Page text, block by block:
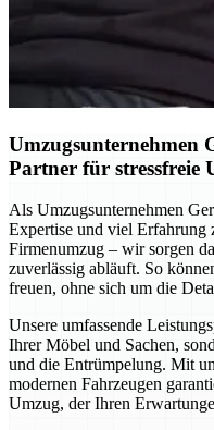
Umzugsunternehmen
Partner für stressfreie
Als Umzugsunternehmen
Expertise und viel Erfahrung
Firmenumzug – wir sorgen
zuverlässig abläuft. So
freuen, ohne sich um die
Unsere umfassende
Ihrer Möbel und Sachen,
und die Entrümpelung. Mit
modernen Fahrzeugen
Umzug, der Ihren